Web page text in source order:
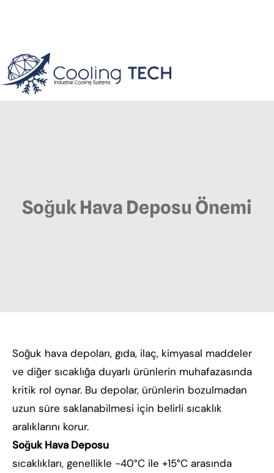
Soğuk Hava Deposu Önemi
Soğuk hava depoları, gıda, ilaç, kimyasal maddeler
ve diğer sıcaklığa duyarlı ürünlerin muhafazasında
kritik rol oynar. Bu depolar, ürünlerin bozulmadan
uzun süre saklanabilmesi için belirli sıcaklık
aralıklarını korur.
Soğuk Hava Deposu
sıcaklıkları, genellikle -40°C ile +15°C arasında